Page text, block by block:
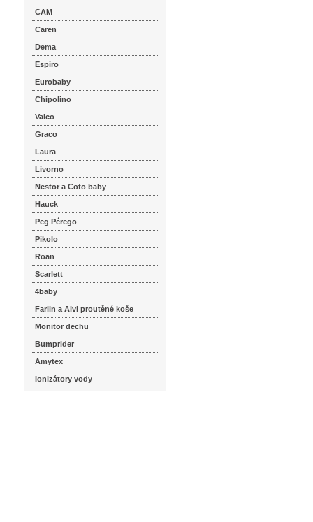
CAM
Caren
Dema
Espiro
Eurobaby
Chipolino
Valco
Graco
Laura
Livorno
Nestor a Coto baby
Hauck
Peg Pérego
Pikolo
Roan
Scarlett
4baby
Farlin a Alvi proutěné koše
Monitor dechu
Bumprider
Amytex
Ionizátory vody